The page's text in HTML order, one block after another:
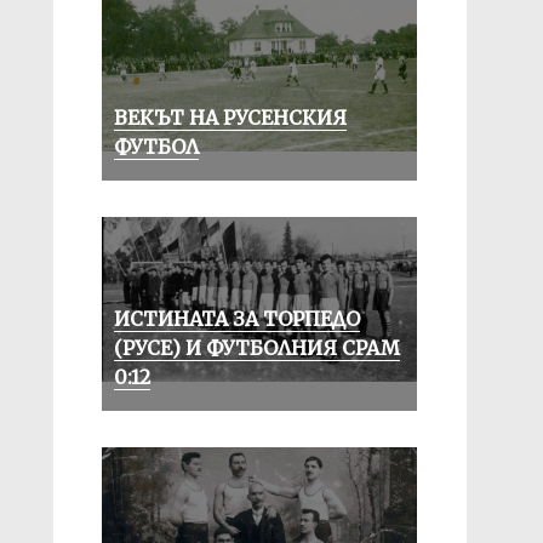
ВЕКЪТ НА РУСЕНСКИЯ
ФУТБОЛ
ИСТИНАТА ЗА ТОРПЕДО
(РУСЕ) И ФУТБОЛНИЯ СРАМ
0:12